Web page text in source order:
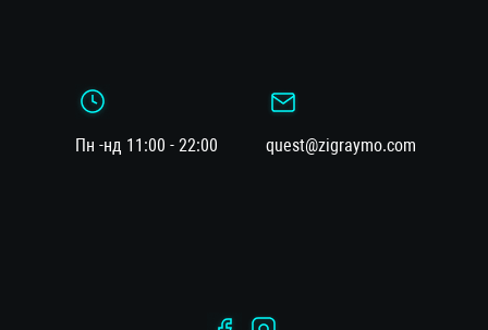
Пн -нд 11:00 - 22:00 quest@zigraymo.com